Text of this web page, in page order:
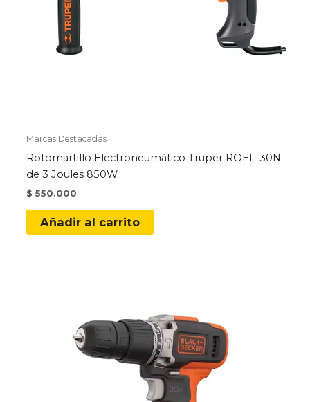
Marcas Destacadas
Rotomartillo Electroneumático Truper ROEL-30N
de 3 Joules 850W
$ 550.000
Añadir al carrito